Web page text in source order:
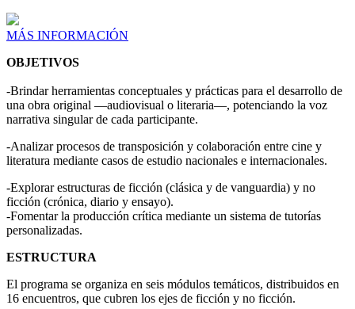
MÁS INFORMACIÓN
OBJETIVOS
-Brindar herramientas conceptuales y prácticas para el desarrollo de
una obra original —audiovisual o literaria—, potenciando la voz
narrativa singular de cada participante.
-Analizar procesos de transposición y colaboración entre cine y
literatura mediante casos de estudio nacionales e internacionales.
-Explorar estructuras de ficción (clásica y de vanguardia) y no
ficción (crónica, diario y ensayo).
-Fomentar la producción crítica mediante un sistema de tutorías
personalizadas.
ESTRUCTURA
El programa se organiza en seis módulos temáticos, distribuidos en
16 encuentros, que cubren los ejes de ficción y no ficción.